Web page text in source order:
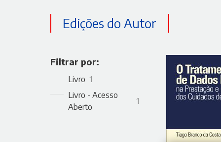
Edições do Autor
Filtrar por:
Livro 1
Livro - Acesso
Aberto
1